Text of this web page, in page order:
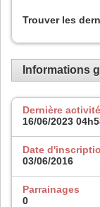
Trouver les
Informations
Dernière activité
16/06/2023
Date
03/06/2016
Parrainages
0